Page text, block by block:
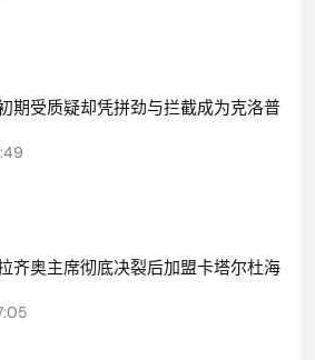
期受质疑却凭拼劲与拦截成为克洛普
齐奥主席彻底决裂后加盟卡塔尔杜海